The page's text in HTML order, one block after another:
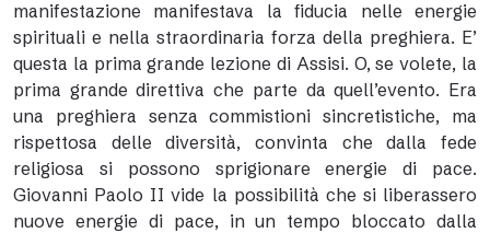
manifestazione manifestava la fiducia nelle energie
spirituali e nella straordinaria forza della preghiera. E’
questa la prima grande lezione di Assisi. O, se volete, la
prima grande direttiva che parte da quell’evento. Era
una preghiera senza commistioni sincretistiche, ma
rispettosa delle diversità, convinta che dalla fede
religiosa si possono sprigionare energie di pace.
Giovanni Paolo II vide la possibilità che si liberassero
nuove energie di pace, in un tempo bloccato dalla